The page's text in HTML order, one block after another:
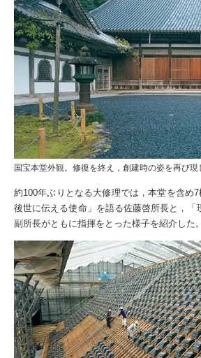
国宝本堂外観。修復を終え，創建時の姿を再び現
約100年ぶりとなる大修理では，本堂を含め
後世に伝える使命」を語る佐藤啓所長と，
副所長がともに指揮をとった様子を紹介した。